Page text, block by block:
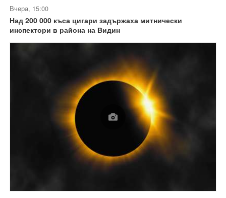
Вчера, 15:00
Над 200 000 къса цигари задържаха митнически
инспектори в района на Видин